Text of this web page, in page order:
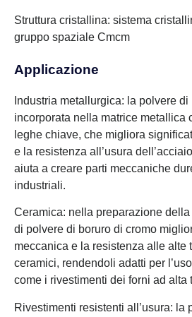
Struttura cristallina: sistema
gruppo spaziale Cmcm
Applicazione
Industria metallurgica: la polvere
incorporata nella matrice metallica
leghe chiave, che migliora
e la resistenza all’usura
aiuta a creare parti meccaniche
industriali.
Ceramica: nella preparazione della
di polvere di boruro di cromo
meccanica e la resistenza alle alte
ceramici, rendendoli adatti per
come i rivestimenti dei forni ad alta
Rivestimenti resistenti all’usura: la